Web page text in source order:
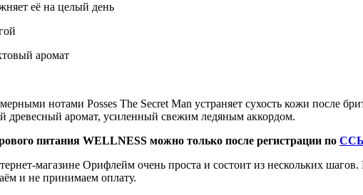
её на целый день
аромат
нотами Posses The Secret Man устраняет сухость кожи после
древесный аромат, усиленный свежим ледяным аккордом.
питания WELLNESS можно только после регистрации по
магазине Орифлейм очень проста и состоит из нескольких
и не принимаем оплату.